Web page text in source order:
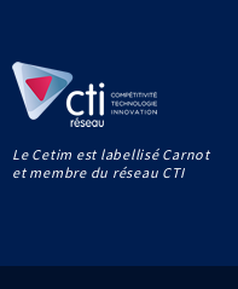
Le Cetim est labellisé Carnot
et membre du réseau CTI